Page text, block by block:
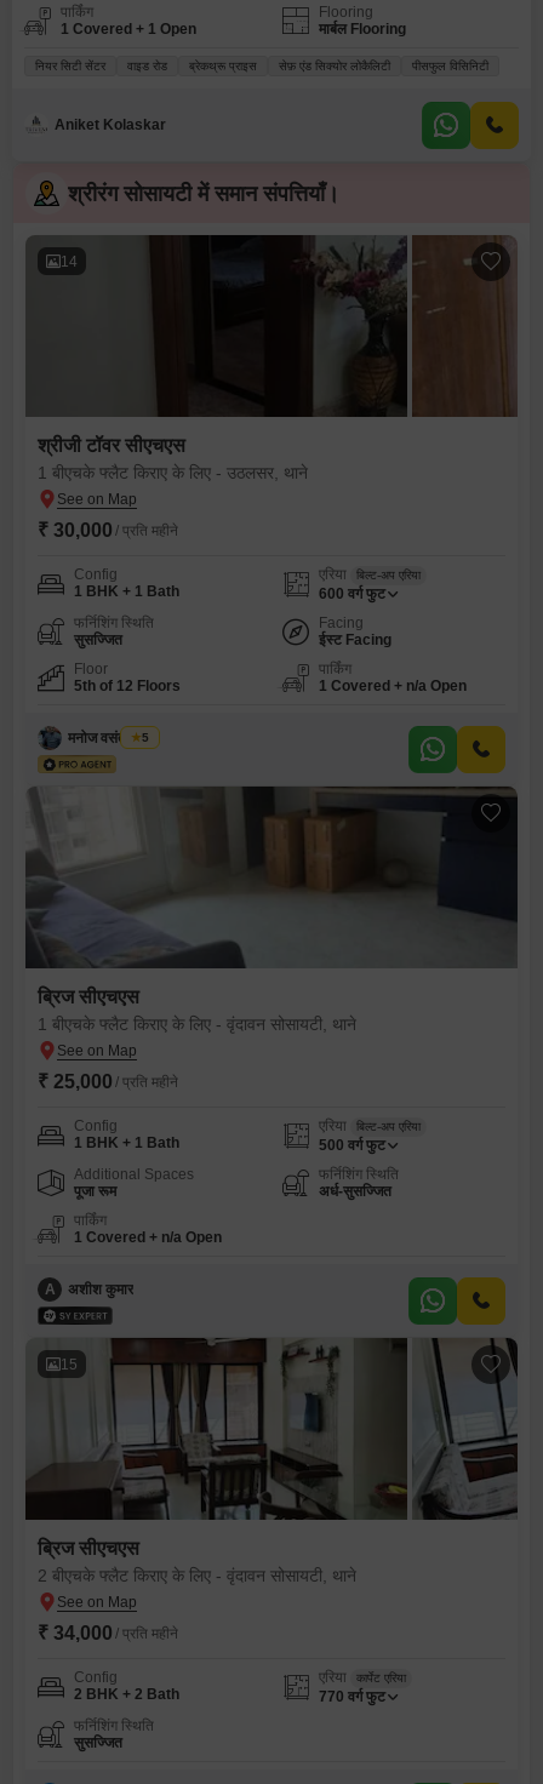
पार्किंग
1 Covered + 1 Open
Flooring
मार्बल Flooring
नियर सिटी सेंटर वाइड रोड ब्रेकथ्रू प्राइस सेफ़ एंड सिक्योर लोकैलिटी पीसफुल विसिनिटी
Aniket Kolaskar
श्रीरंग सोसायटी में समान संपत्तियाँ।
14
श्रीजी टॉवर सीएचएस
1 बीएचके फ्लैट किराए के लिए - उठलसर, थाने
₹ 30,000 / प्रति महीने
Config
1 BHK + 1 Bath
एरिया बिल्ट-अप एरिया
600 वर्ग फुट
फर्निशिंग स्थिति
सुसज्जित
Facing
ईस्ट Facing
Floor
5th of 12 Floors
पार्किंग
1 Covered + n/a Open
मनोज वसंत बिडवी
5
ब्रिज सीएचएस
1 बीएचके फ्लैट किराए के लिए - वृंदावन सोसायटी, थाने
₹ 25,000 / प्रति महीने
Config
1 BHK + 1 Bath
एरिया बिल्ट-अप एरिया
500 वर्ग फुट
Additional Spaces
पूजा रूम
फर्निशिंग स्थिति
अर्ध-सुसज्जित
पार्किंग
1 Covered + n/a Open
A अशीश कुमार
15
ब्रिज सीएचएस
2 बीएचके फ्लैट किराए के लिए - वृंदावन सोसायटी, थाने
₹ 34,000 / प्रति महीने
Config
2 BHK + 2 Bath
एरिया कार्पेट एरिया
770 वर्ग फुट
फर्निशिंग स्थिति
सुसज्जित